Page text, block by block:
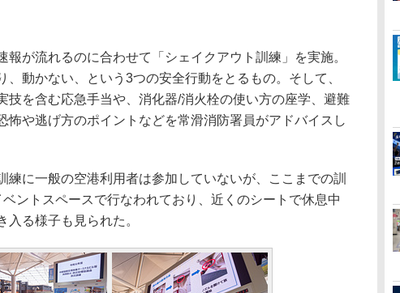
が流れるのに合わせて「シェイクアウト訓練」を実施。
、動かない、という3つの安全行動をとるもの。そして、
技を含む応急手当や、消化器/消火栓の使い方の座学、避難
怖や逃げ方のポイントなどを常滑消防署員がアドバイスし
に一般の空港利用者は参加していないが、ここまでの訓
ントスペースで行なわれており、近くのシートで休息中
入る様子も見られた。